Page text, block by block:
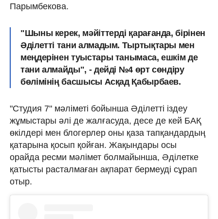
Парымбекова.
"Шыны керек, мәйіттерді қарағанда, бірінен
Әділетті тани алмадым. Тыртықтары мен
меңдерінен туыстары танымаса, ешкім де
тани алмайды", - дейді №4 өрт сөндіру
бөлімінің басшысы Асқад Қабырбаев.
"Студия 7" мәліметі бойынша Әділетті іздеу
жұмыстары әлі де жалғасуда, десе де кей БАҚ
өкілдері мен блогерлер оны қаза тапқандардың
қатарына қосып қойған. Жақындары осы
орайда ресми мәлімет болмайынша, Әділетке
қатысты расталмаған ақпарат бермеуді сұрап
отыр.